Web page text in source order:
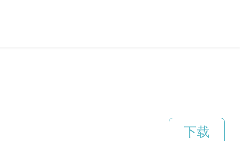
下载